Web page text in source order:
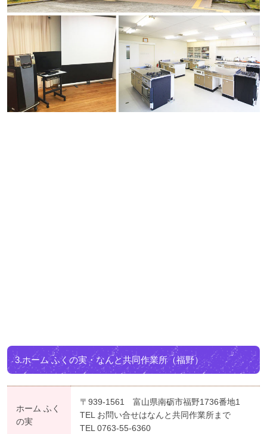
3.ホーム ふくの実・なんと共同作業所（福野）
ホーム ふく
の実
〒939-1561 富山県南砺市福野1736番地1
TEL お問い合せはなんと共同作業所まで
TEL 0763-55-6360